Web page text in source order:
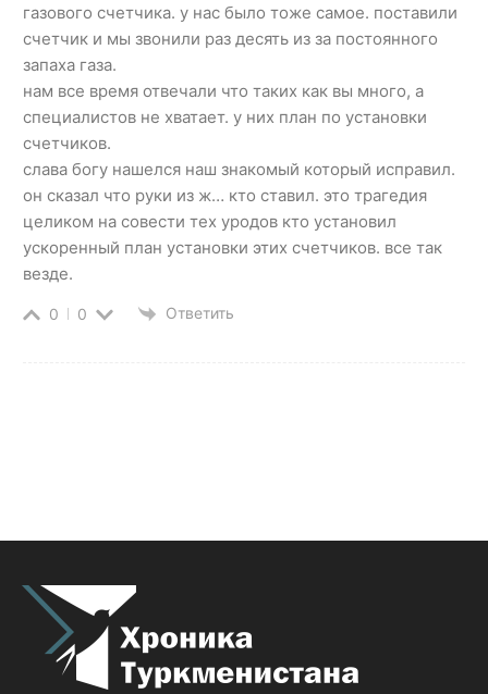
газового счетчика. у нас было тоже самое. поставили
счетчик и мы звонили раз десять из за постоянного
запаха газа.
нам все время отвечали что таких как вы много, а
специалистов не хватает. у них план по установки
счетчиков.
слава богу нашелся наш знакомый который исправил.
он сказал что руки из ж… кто ставил. это трагедия
целиком на совести тех уродов кто установил
ускоренный план установки этих счетчиков. все так
везде.
0 0 Ответить